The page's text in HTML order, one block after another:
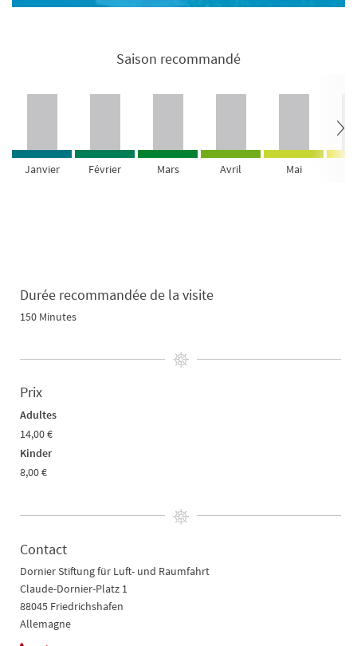
Saison recommandé
Janvier Février Mars Avril Mai
Durée recommandée de la visite
150 Minutes
Prix
Adultes
14,00 €
Kinder
8,00 €
Contact
Dornier Stiftung für Luft- und Raumfahrt
Claude-Dornier-Platz 1
88045 Friedrichshafen
Allemagne